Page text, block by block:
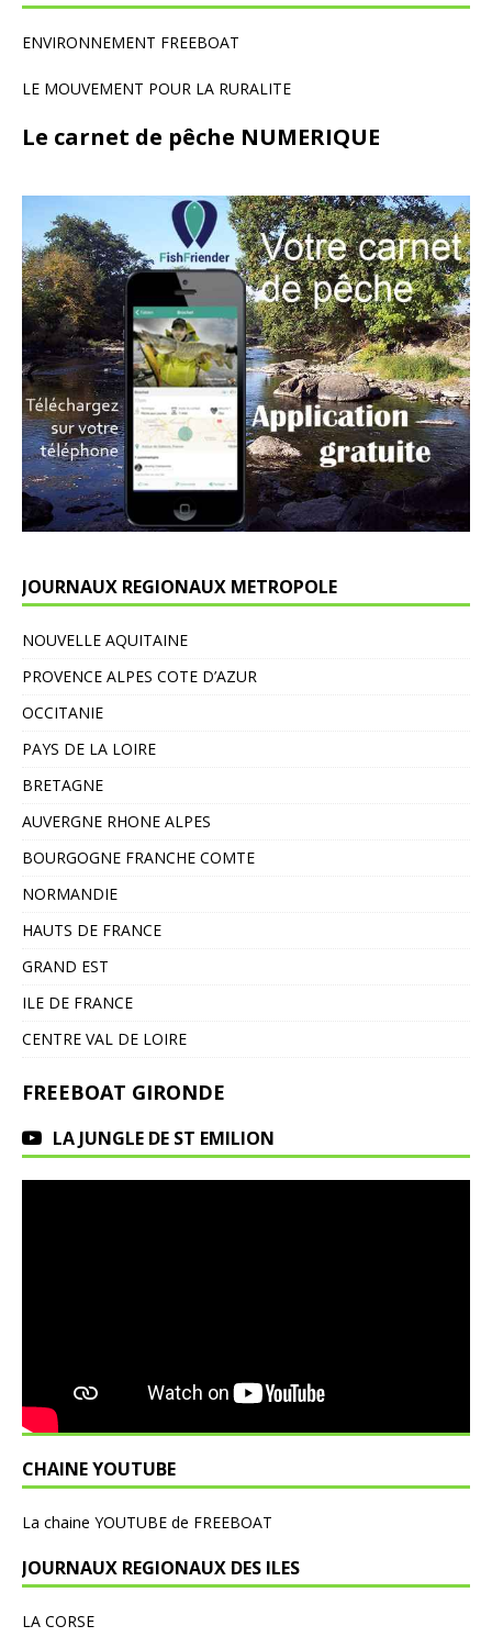
ENVIRONNEMENT FREEBOAT
LE MOUVEMENT POUR LA RURALITE
Le carnet de pêche NUMERIQUE
JOURNAUX REGIONAUX METROPOLE
NOUVELLE AQUITAINE
PROVENCE ALPES COTE D’AZUR
OCCITANIE
PAYS DE LA LOIRE
BRETAGNE
AUVERGNE RHONE ALPES
BOURGOGNE FRANCHE COMTE
NORMANDIE
HAUTS DE FRANCE
GRAND EST
ILE DE FRANCE
CENTRE VAL DE LOIRE
FREEBOAT GIRONDE
LA JUNGLE DE ST EMILION
CHAINE YOUTUBE
La chaine YOUTUBE de FREEBOAT
JOURNAUX REGIONAUX DES ILES
LA CORSE